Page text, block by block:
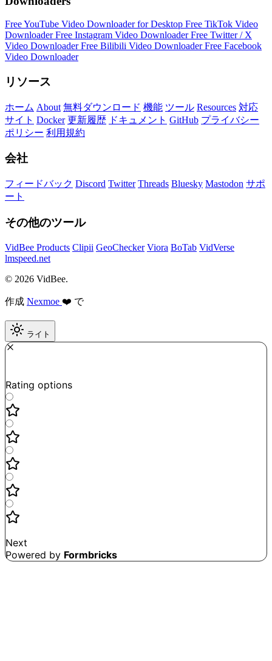
Free YouTube Video Downloader for Desktop Free TikTok Video
DownloaderFree Instagram Video DownloaderFree Twitter / X
Video DownloaderFree Bilibili Video DownloaderFree Facebook
Video Downloader
リソース
ホーム About 無料ダウンロード 機能 ツール Resources 対応
サイト Docker 更新履歴 ドキュメント GitHub プライバシー
ポリシー 利用規約
会社
フィードバック Discord Twitter Threads Bluesky Mastodon サポ
ート
その他のツール
VidBee Products Clipii GeoChecker Viora BoTab VidVerse
lmspeed.net
© 2026 VidBee.
作成 Nexmoe ❤️ で
ライト
Rating options
Next
Powered by Formbricks